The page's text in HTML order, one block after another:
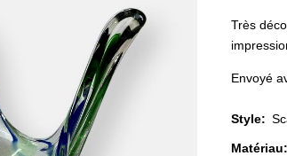
Très
Envoyé
Style:
Matériau: